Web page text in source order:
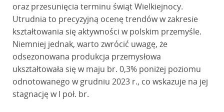
oraz przesunięcia terminu świąt Wielkiejnocy.
Utrudnia to precyzyjną ocenę trendów w zakresie
kształtowania się aktywności w polskim przemyśle.
Niemniej jednak, warto zwrócić uwagę, że
odsezonowana produkcja przemysłowa
ukształtowała się w maju br. 0,3% poniżej poziomu
odnotowanego w grudniu 2023 r., co wskazuje na jej
stagnację w I poł. br.